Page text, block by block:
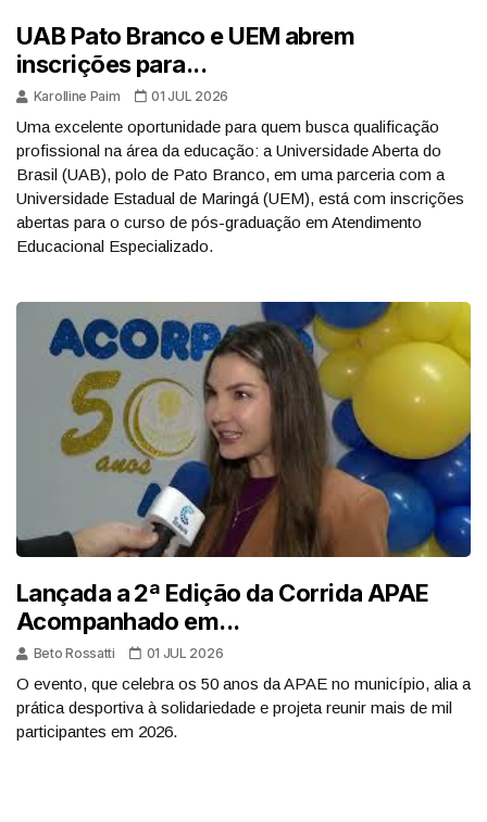
UAB Pato Branco e UEM abrem
inscrições para...
Karolline Paim 01 JUL 2026
Uma excelente oportunidade para quem busca qualificação
profissional na área da educação: a Universidade Aberta do
Brasil (UAB), polo de Pato Branco, em uma parceria com a
Universidade Estadual de Maringá (UEM), está com inscrições
abertas para o curso de pós-graduação em Atendimento
Educacional Especializado.
Lançada a 2ª Edição da Corrida APAE
Acompanhado em...
Beto Rossatti 01 JUL 2026
O evento, que celebra os 50 anos da APAE no município, alia a
prática desportiva à solidariedade e projeta reunir mais de mil
participantes em 2026.